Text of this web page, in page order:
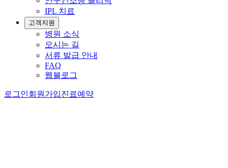
IPL 치료
고객지원
병원 소식
오시는 길
서류 발급 안내
FAQ
웹블로그
로그인회원가입진료예약